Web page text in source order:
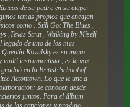
de su padre en su etapa
temas propios que encajan
como : Still Got The Blues ,
,Texas Strut , Walking by Miself
de uno de los mas
Kovalsky es su mano
multi instrumentista , es la voz
en la British School of
Actontown. Lo que le une a
se conocen desde
juntos. Para el álbum
de las canciones y produjo,